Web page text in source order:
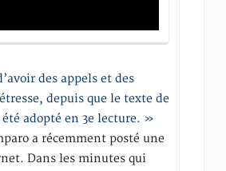
des appels et des
depuis que le texte de
adopté en 3e lecture. »
a récemment posté une
Dans les minutes qui